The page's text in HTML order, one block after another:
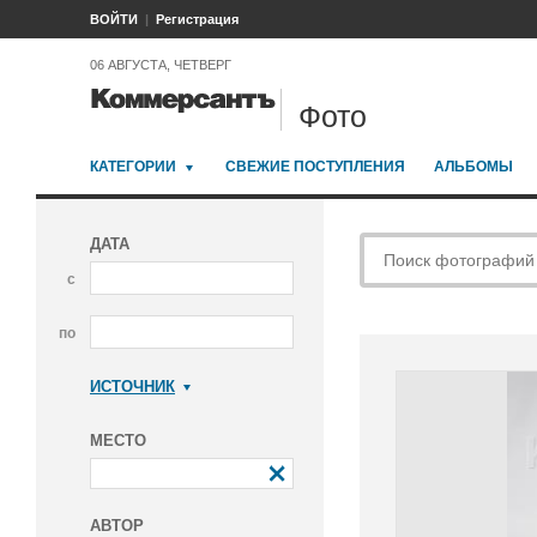
ВОЙТИ Регистрация
06 АВГУСТА, ЧЕТВЕРГ
Фото
КАТЕГОРИИ СВЕЖИЕ ПОСТУПЛЕНИЯ АЛЬБОМЫ
ДАТА
с
по
ИСТОЧНИК
МЕСТО
АВТОР